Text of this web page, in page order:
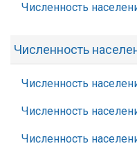
Численность
Численность
Численность
Численность
Численность